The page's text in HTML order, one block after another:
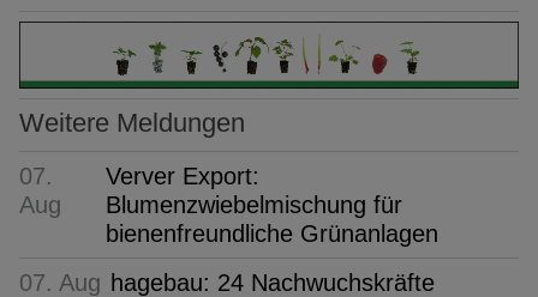
Weitere Meldungen
07.
Aug
Verver Export:
Blumenzwiebelmischung für
bienenfreundliche Grünanlagen
07. Aug hagebau: 24 Nachwuchskräfte